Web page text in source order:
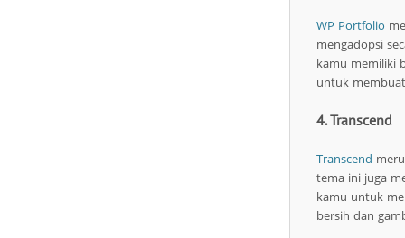
WP Portfolio
mengadopsi
kamu memiliki
untuk
4. Transcend
Transcend
tema ini juga
kamu untuk
bersih dan